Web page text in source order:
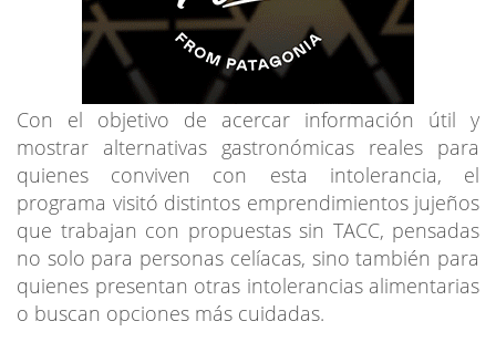
Con el objetivo de acercar información útil y
mostrar alternativas gastronómicas reales para
quienes conviven con esta intolerancia, el
programa visitó distintos emprendimientos jujeños
que trabajan con propuestas sin TACC, pensadas
no solo para personas celíacas, sino también para
quienes presentan otras intolerancias alimentarias
o buscan opciones más cuidadas.